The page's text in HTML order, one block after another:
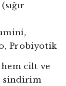
Probiyotik
cilt ve
sindirim